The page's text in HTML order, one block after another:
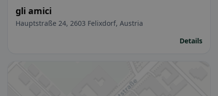
gli amici
Hauptstraße 24, 2603 Felixdorf, Austria
Details